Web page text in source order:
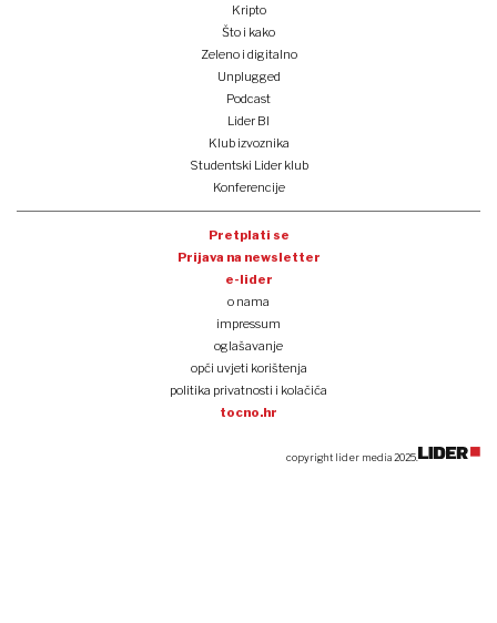
Kripto
Što i kako
Zeleno i digitalno
Unplugged
Podcast
Lider BI
Klub izvoznika
Studentski Lider klub
Konferencije
Pretplati se
Prijava na newsletter
e-lider
o nama
impressum
oglašavanje
opći uvjeti korištenja
politika privatnosti i kolačića
tocno.hr
copyright lider media 2025.